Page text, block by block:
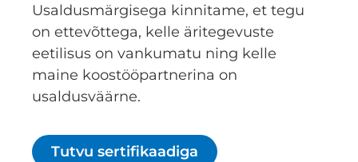
Usaldusmärgisega kinnitame, et tegu
on ettevõttega, kelle äritegevuste
eetilisus on vankumatu ning kelle
maine koostööpartnerina on
usaldusväärne.
Tutvu sertifikaadiga